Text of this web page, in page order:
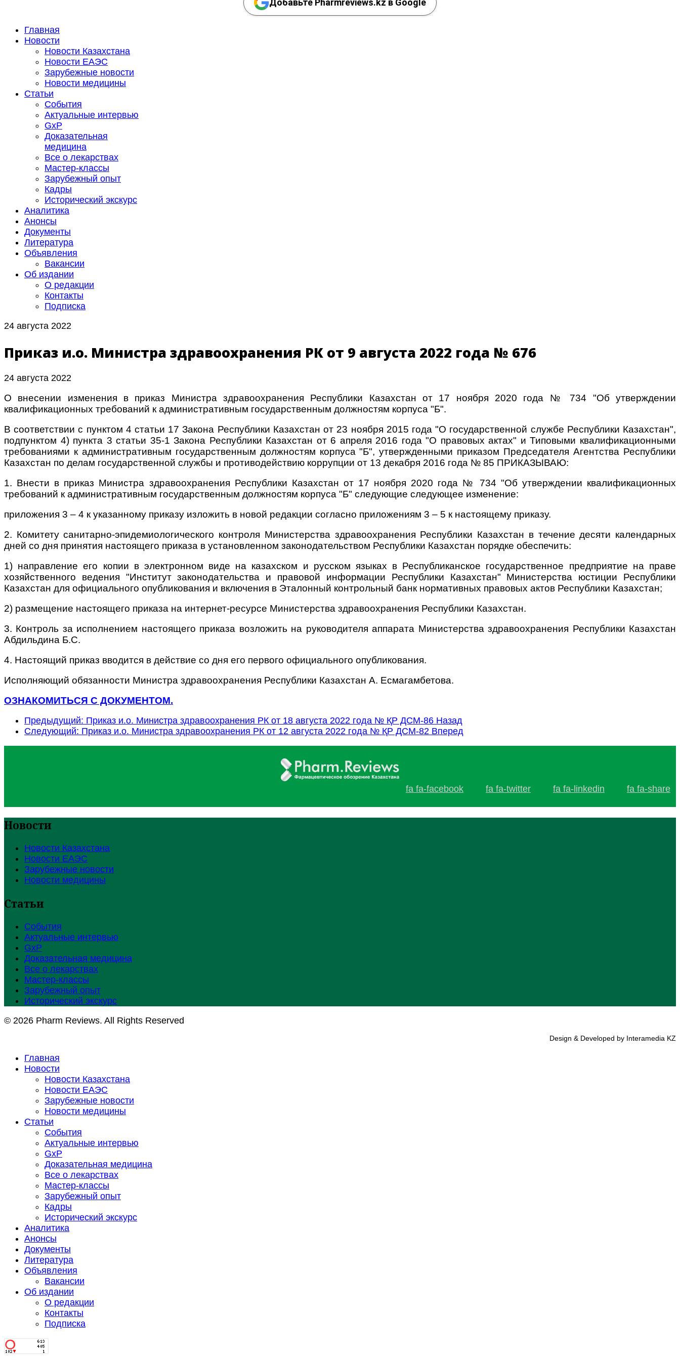
Добавьте Pharmreviews.kz в Google
Главная
Новости
Новости Казахстана
Новости ЕАЭС
Зарубежные новости
Новости медицины
Статьи
События
Актуальные интервью
GxP
Доказательная
медицина
Все о лекарствах
Мастер-классы
Зарубежный опыт
Кадры
Исторический экскурс
Аналитика
Анонсы
Документы
Литература
Объявления
Вакансии
Об издании
О редакции
Контакты
Подписка
24 августа 2022
Приказ и.о. Министра здравоохранения РК от 9 августа 2022 года № 676
24 августа 2022
О внесении изменения в приказ Министра здравоохранения Республики Казахстан от 17 ноября 2020 года № 734 "Об утверждении
квалификационных требований к административным государственным должностям корпуса "Б".
В соответствии с пунктом 4 статьи 17 Закона Республики Казахстан от 23 ноября 2015 года "О государственной службе Республики Казахстан",
подпунктом 4) пункта 3 статьи 35-1 Закона Республики Казахстан от 6 апреля 2016 года "О правовых актах" и Типовыми квалификационными
требованиями к административным государственным должностям корпуса "Б", утвержденными приказом Председателя Агентства Республики
Казахстан по делам государственной службы и противодействию коррупции от 13 декабря 2016 года № 85 ПРИКАЗЫВАЮ:
1. Внести в приказ Министра здравоохранения Республики Казахстан от 17 ноября 2020 года № 734 "Об утверждении квалификационных
требований к административным государственным должностям корпуса "Б" следующие следующее изменение:
приложения 3 – 4 к указанному приказу изложить в новой редакции согласно приложениям 3 – 5 к настоящему приказу.
2. Комитету санитарно-эпидемиологического контроля Министерства здравоохранения Республики Казахстан в течение десяти календарных
дней со дня принятия настоящего приказа в установленном законодательством Республики Казахстан порядке обеспечить:
1) направление его копии в электронном виде на казахском и русском языках в Республиканское государственное предприятие на праве
хозяйственного ведения "Институт законодательства и правовой информации Республики Казахстан" Министерства юстиции Республики
Казахстан для официального опубликования и включения в Эталонный контрольный банк нормативных правовых актов Республики Казахстан;
2) размещение настоящего приказа на интернет-ресурсе Министерства здравоохранения Республики Казахстан.
3. Контроль за исполнением настоящего приказа возложить на руководителя аппарата Министерства здравоохранения Республики Казахстан
Абдильдина Б.С.
4. Настоящий приказ вводится в действие со дня его первого официального опубликования.
Исполняющий обязанности Министра здравоохранения Республики Казахстан А. Есмагамбетова.
ОЗНАКОМИТЬСЯ С ДОКУМЕНТОМ.
Предыдущий: Приказ и.о. Министра здравоохранения РК от 18 августа 2022 года № ҚР ДСМ-86 Назад
Следующий: Приказ и.о. Министра здравоохранения РК от 12 августа 2022 года № ҚР ДСМ-82 Вперед
fa fa-facebook fa fa-twitter fa fa-linkedin fa fa-share
Новости
Новости Казахстана
Новости ЕАЭС
Зарубежные новости
Новости медицины
Статьи
События
Актуальные интервью
GxP
Доказательная медицина
Все о лекарствах
Мастер-классы
Зарубежный опыт
Исторический экскурс
© 2026 Pharm Reviews. All Rights Reserved
Design & Developed by Interamedia KZ
Главная
Новости
Новости Казахстана
Новости ЕАЭС
Зарубежные новости
Новости медицины
Статьи
События
Актуальные интервью
GxP
Доказательная медицина
Все о лекарствах
Мастер-классы
Зарубежный опыт
Кадры
Исторический экскурс
Аналитика
Анонсы
Документы
Литература
Объявления
Вакансии
Об издании
О редакции
Контакты
Подписка